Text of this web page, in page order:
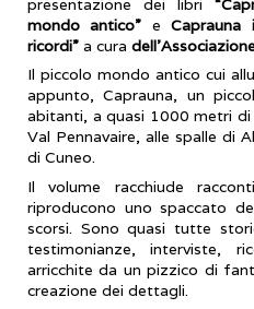
mondo antico” e
ricordi” a cura
Il piccolo mondo antico cui
appunto, Caprauna, un
abitanti, a quasi 1000 metri
Val Pennavaire, alle spalle di
di Cuneo.
Il volume racchiude
riproducono uno spaccato
scorsi. Sono quasi tutte
testimonianze, interviste,
arricchite da un pizzico di
creazione dei dettagli.